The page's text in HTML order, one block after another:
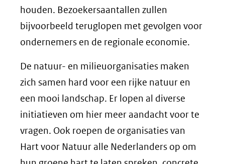
houden. Bezoekersaantallen zullen
bijvoorbeeld teruglopen met gevolgen voor
ondernemers en de regionale economie.
De natuur- en milieuorganisaties maken
zich samen hard voor een rijke natuur en
een mooi landschap. Er lopen al diverse
initiatieven om hier meer aandacht voor te
vragen. Ook roepen de organisaties van
Hart voor Natuur alle Nederlanders op om